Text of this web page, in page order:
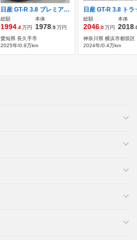
日産 GT-R 3.8 プレミアムエディション 4WD 2025モデル ファッショナブルインテリア(タ
総額
1994.4万円
本体
1978.9万円
愛知県 長久手市
2025年/0.9万km
総額
2046.0万円
本体
2018
神奈川県 横浜市都筑区
2024年/0.4万km